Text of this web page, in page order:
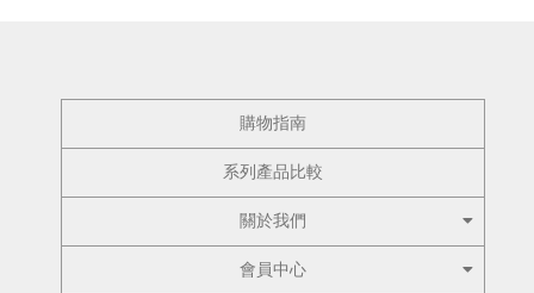
購物指南
系列產品比較
關於我們
會員中心